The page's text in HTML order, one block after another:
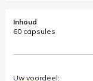
Inhoud
60 capsules
Uw voordeel: